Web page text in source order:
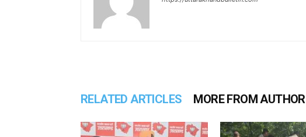
RELATED ARTICLES MORE FROM AUTHOR